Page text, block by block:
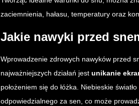
zaciemnienia, hałasu, temperatury oraz
Jakie nawyki przed
Wprowadzenie zdrowych nawyków przed
najważniejszych działań jest unikanie
położeniem się do łóżka. Niebieskie
odpowiedzialnego za sen, co może